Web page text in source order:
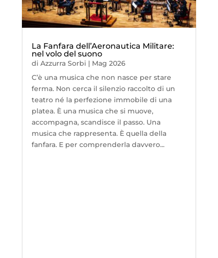
La Fanfara dell’Aeronautica Militare:
nel volo del suono
di Azzurra Sorbi | Mag 2026
C’è una musica che non nasce per stare
ferma. Non cerca il silenzio raccolto di un
teatro né la perfezione immobile di una
platea. È una musica che si muove,
accompagna, scandisce il passo. Una
musica che rappresenta. È quella della
fanfara. E per comprenderla davvero...